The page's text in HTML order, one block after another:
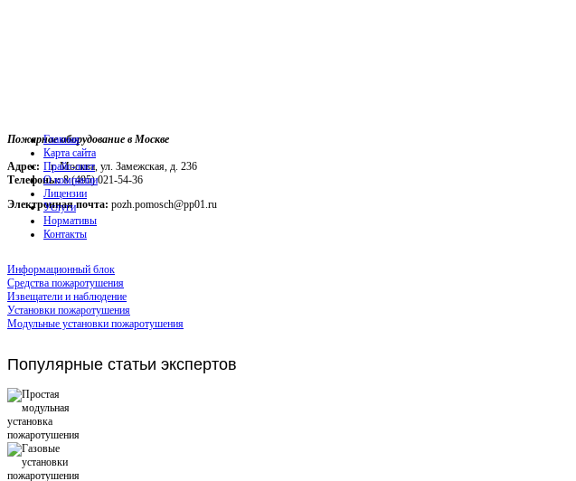
Пожарное оборудование в Москве
Адрес: г. Москва, ул. Замежская, д. 236
Телефоны:8 (495) 021-54-36
Электронная почта: pozh.pomosch@pp01.ru
Главная
Карта сайта
Прайс-лист
О компании
Лицензии
Услуги
Нормативы
Контакты
Информационный блок
Средства пожаротушения
Извещатели и наблюдение
Установки пожаротушения
Модульные установки пожаротушения
Популярные статьи экспертов